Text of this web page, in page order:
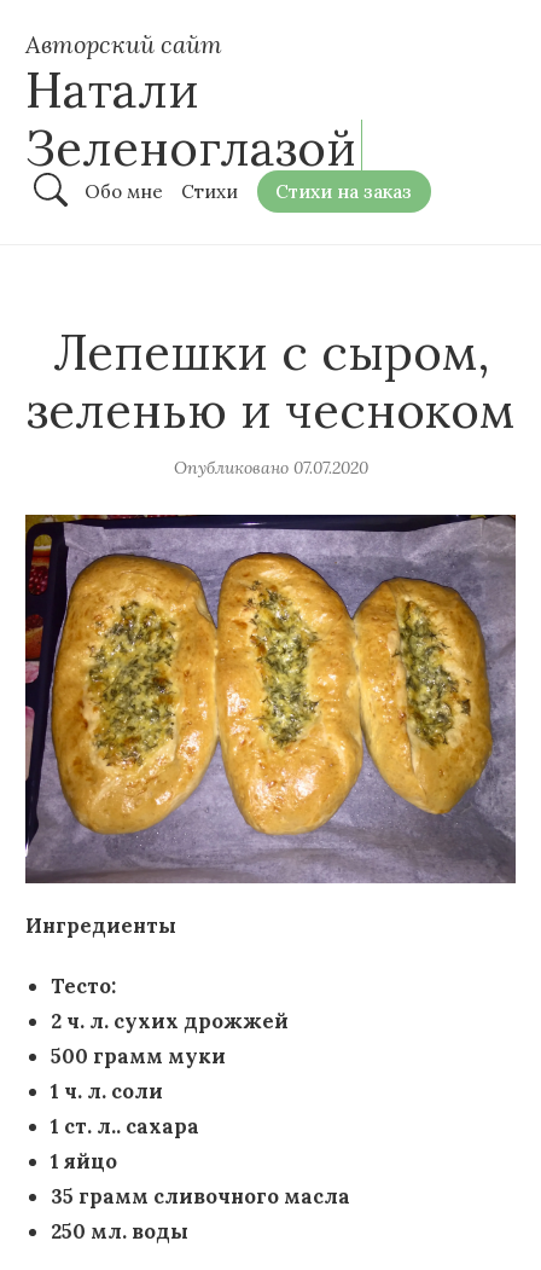
Авторский сайт
Натали
Зеленоглазой
Обо мне Стихи Стихи на заказ
Лепешки с сыром,
зеленью и чесноком
Опубликовано 07.07.2020
Ингредиенты
Тесто:
2 ч. л. сухих дрожжей
500 грамм муки
1 ч. л. соли
1 ст. л.. сахара
1 яйцо
35 грамм сливочного масла
250 мл. воды